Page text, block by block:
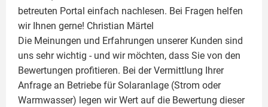
betreuten Portal einfach nachlesen. Bei Fragen helfen
wir Ihnen gerne! Christian Märtel
Die Meinungen und Erfahrungen unserer Kunden sind
uns sehr wichtig - und wir möchten, dass Sie von den
Bewertungen profitieren. Bei der Vermittlung Ihrer
Anfrage an Betriebe für Solaranlage (Strom oder
Warmwasser) legen wir Wert auf die Bewertung dieser